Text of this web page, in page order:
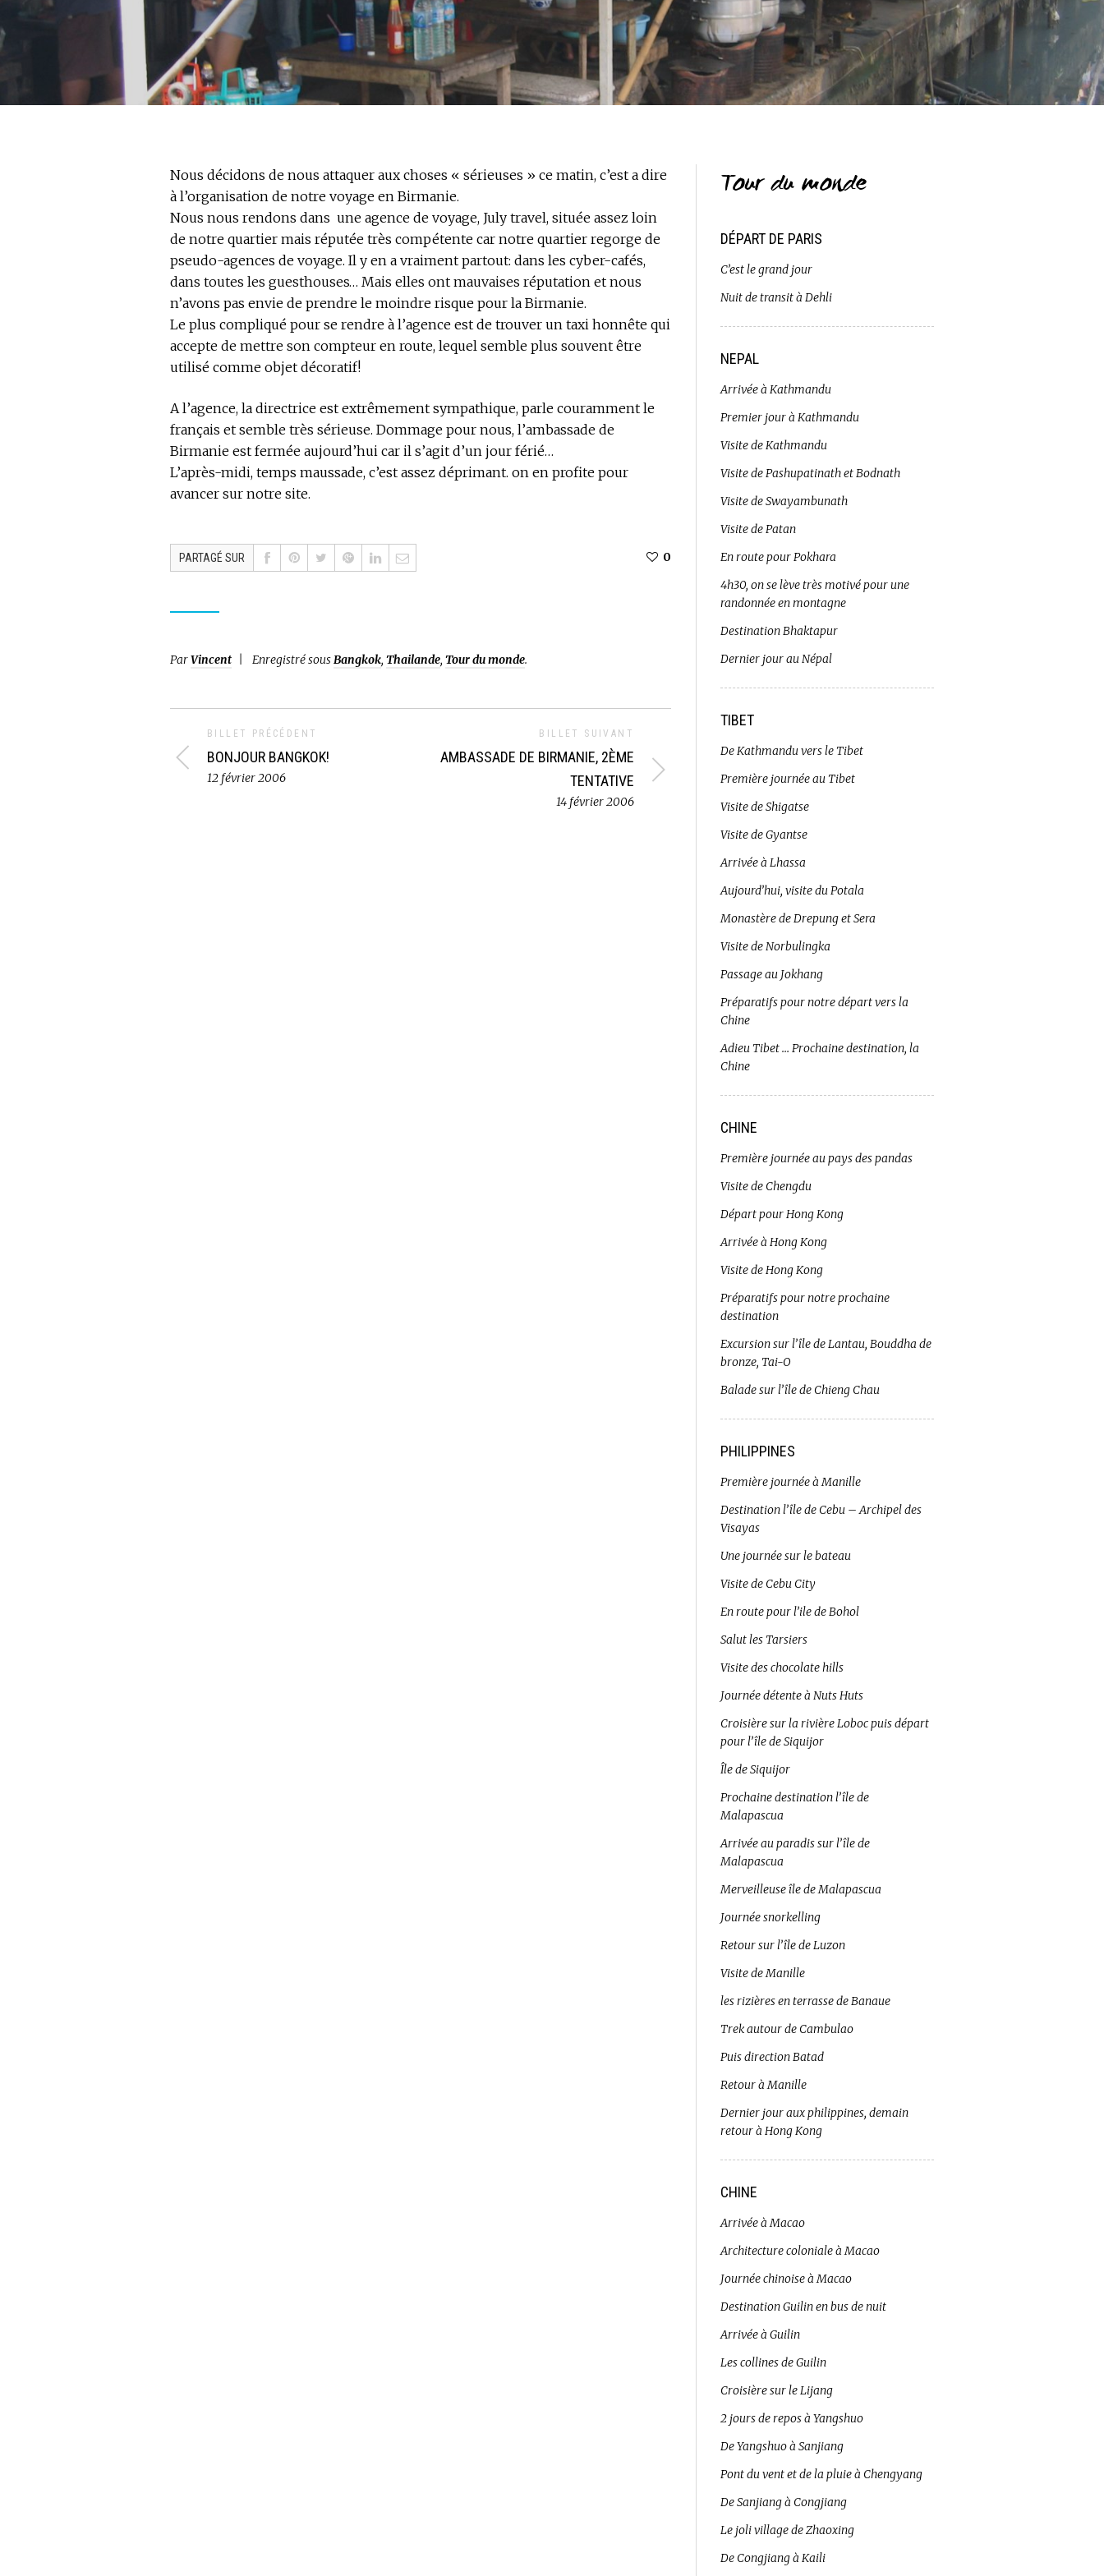
Nous décidons de nous attaquer aux choses « sérieuses » ce matin, c’est a dire
à l’organisation de notre voyage en Birmanie.
Nous nous rendons dans une agence de voyage, July travel, située assez loin
de notre quartier mais réputée très compétente car notre quartier regorge de
pseudo-agences de voyage. Il y en a vraiment partout: dans les cyber-cafés,
dans toutes les guesthouses… Mais elles ont mauvaises réputation et nous
n’avons pas envie de prendre le moindre risque pour la Birmanie.
Le plus compliqué pour se rendre à l’agence est de trouver un taxi honnête qui
accepte de mettre son compteur en route, lequel semble plus souvent être
utilisé comme objet décoratif!
A l’agence, la directrice est extrêmement sympathique, parle couramment le
français et semble très sérieuse. Dommage pour nous, l’ambassade de
Birmanie est fermée aujourd’hui car il s’agit d’un jour férié…
L’après-midi, temps maussade, c’est assez déprimant. on en profite pour
avancer sur notre site.
PARTAGÉ SUR 0
ParVincent Enregistré sousBangkok, Thailande, Tour du monde.
BILLET PRÉCÉDENT
BONJOUR BANGKOK!
12 février 2006
BILLET SUIVANT
AMBASSADE DE BIRMANIE, 2ÈME
TENTATIVE
14 février 2006
Tour du monde
DÉPART DE PARIS
C’est le grand jour
Nuit de transit à Dehli
NEPAL
Arrivée à Kathmandu
Premier jour à Kathmandu
Visite de Kathmandu
Visite de Pashupatinath et Bodnath
Visite de Swayambunath
Visite de Patan
En route pour Pokhara
4h30, on se lève très motivé pour une
randonnée en montagne
Destination Bhaktapur
Dernier jour au Népal
TIBET
De Kathmandu vers le Tibet
Première journée au Tibet
Visite de Shigatse
Visite de Gyantse
Arrivée à Lhassa
Aujourd’hui, visite du Potala
Monastère de Drepung et Sera
Visite de Norbulingka
Passage au Jokhang
Préparatifs pour notre départ vers la
Chine
Adieu Tibet … Prochaine destination, la
Chine
CHINE
Première journée au pays des pandas
Visite de Chengdu
Départ pour Hong Kong
Arrivée à Hong Kong
Visite de Hong Kong
Préparatifs pour notre prochaine
destination
Excursion sur l’île de Lantau, Bouddha de
bronze, Tai-O
Balade sur l’île de Chieng Chau
PHILIPPINES
Première journée à Manille
Destination l’île de Cebu – Archipel des
Visayas
Une journée sur le bateau
Visite de Cebu City
En route pour l’ile de Bohol
Salut les Tarsiers
Visite des chocolate hills
Journée détente à Nuts Huts
Croisière sur la rivière Loboc puis départ
pour l’île de Siquijor
Île de Siquijor
Prochaine destination l’île de
Malapascua
Arrivée au paradis sur l’île de
Malapascua
Merveilleuse île de Malapascua
Journée snorkelling
Retour sur l’île de Luzon
Visite de Manille
les rizières en terrasse de Banaue
Trek autour de Cambulao
Puis direction Batad
Retour à Manille
Dernier jour aux philippines, demain
retour à Hong Kong
CHINE
Arrivée à Macao
Architecture coloniale à Macao
Journée chinoise à Macao
Destination Guilin en bus de nuit
Arrivée à Guilin
Les collines de Guilin
Croisière sur le Lijang
2 jours de repos à Yangshuo
De Yangshuo à Sanjiang
Pont du vent et de la pluie à Chengyang
De Sanjiang à Congjiang
Le joli village de Zhaoxing
De Congjiang à Kaili